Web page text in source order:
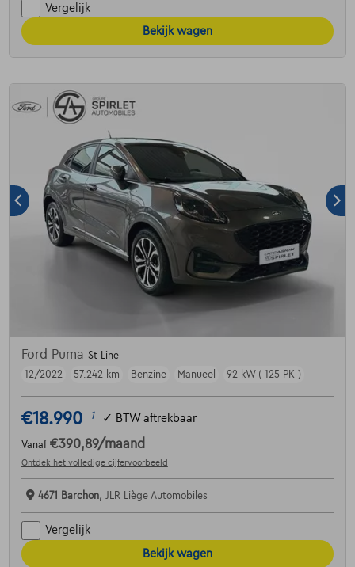
Vergelijk
Bekijk wagen
Ford Puma St Line
12/2022
57.242 km Benzine Manueel 92 kW ( 125 PK )
€18.990 1 ✓ BTW aftrekbaar
Vanaf €390,89/maand
Ontdek het volledige cijfervoorbeeld
4671 Barchon, JLR Liège Automobiles
Vergelijk
Bekijk wagen